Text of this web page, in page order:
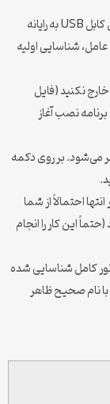
را از طریق کابل USB به رایانه
شناسایی اولیه
نکنید (فایل
نصب آغاز
می‌شود. بر روی دکمه
احتمالاً از شما
این کار را انجام
کامل شناسایی شده
نام صحیح ظاهر